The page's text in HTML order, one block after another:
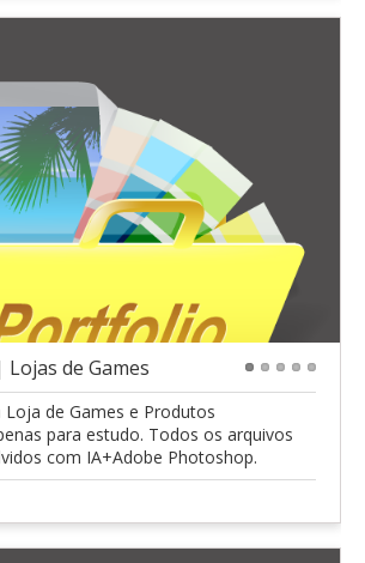
de Games
de Games e Produtos
para estudo. Todos os arquivos
com IA+Adobe Photoshop.